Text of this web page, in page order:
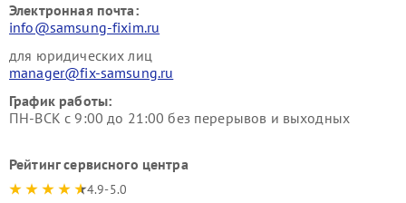
Электронная почта:
info@samsung-fixim.ru
для юридических лиц
manager@fix-samsung.ru
График работы:
ПН-ВСК с 9:00 до 21:00 без перерывов и выходных
Рейтинг сервисного центра
4.9-5.0